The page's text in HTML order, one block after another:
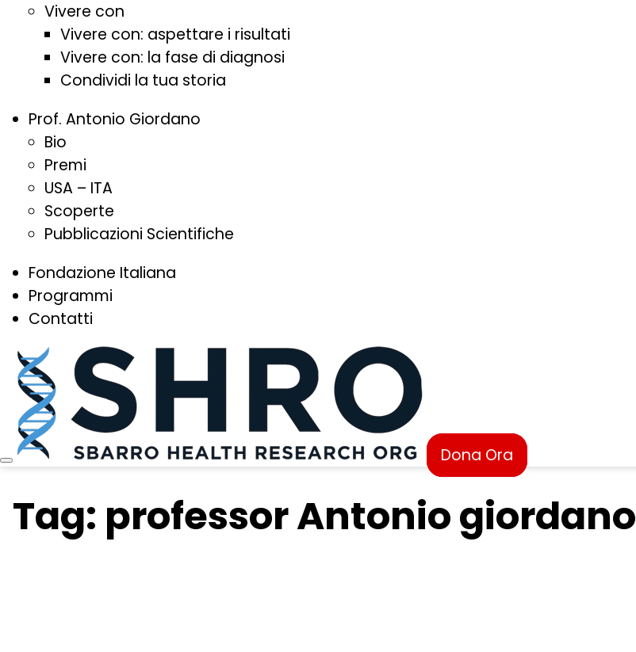
Vivere con
Vivere con: aspettare i risultati
Vivere con: la fase di diagnosi
Condividi la tua storia
Prof. Antonio Giordano
Bio
Premi
USA – ITA
Scoperte
Pubblicazioni Scientifiche
Fondazione Italiana
Programmi
Contatti
Dona Ora
Tag: professor Antonio giordano